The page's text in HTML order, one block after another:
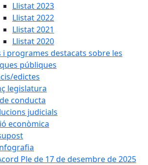
Llistat 2023
Llistat 2022
Llistat 2021
Llistat 2020
i programes destacats sobre les
públiques
edictes
legislatura
conducta
judicials
econòmica
Ple de 17 de desembre de 2025